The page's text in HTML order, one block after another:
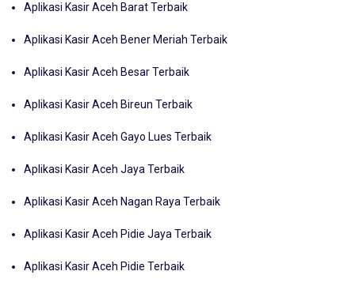
Aplikasi Kasir Aceh Barat Terbaik
Aplikasi Kasir Aceh Bener Meriah Terbaik
Aplikasi Kasir Aceh Besar Terbaik
Aplikasi Kasir Aceh Bireun Terbaik
Aplikasi Kasir Aceh Gayo Lues Terbaik
Aplikasi Kasir Aceh Jaya Terbaik
Aplikasi Kasir Aceh Nagan Raya Terbaik
Aplikasi Kasir Aceh Pidie Jaya Terbaik
Aplikasi Kasir Aceh Pidie Terbaik